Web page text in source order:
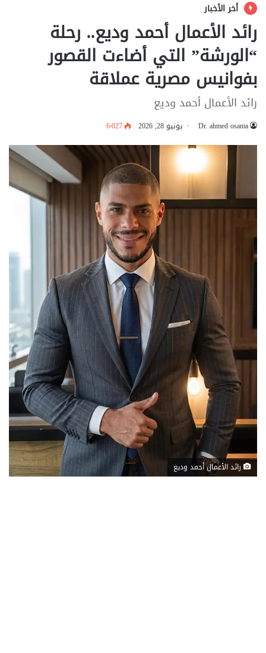
أخر الأخبار
رائد الأعمال أحمد وديع.. رحلة
“الورشة” التي أضاءت القصور
بفوانيس مصرية عملاقة
رائد الأعمال أحمد وديع
Dr. ahmed osama يونيو 28, 2026 6٬027
رائد الأعمال أحمد وديع